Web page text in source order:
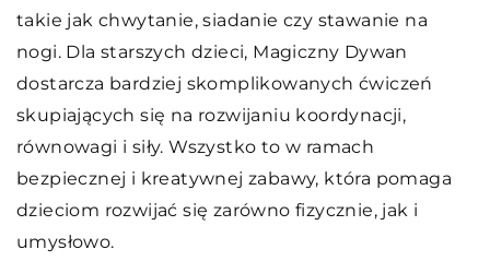
takie jak chwytanie, siadanie czy stawanie na
nogi. Dla starszych dzieci, Magiczny Dywan
dostarcza bardziej skomplikowanych ćwiczeń
skupiających się na rozwijaniu koordynacji,
równowagi i siły. Wszystko to w ramach
bezpiecznej i kreatywnej zabawy, która pomaga
dzieciom rozwijać się zarówno fizycznie, jak i
umysłowo.